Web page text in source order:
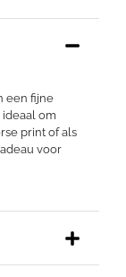
een fijne
ideaal om
print of als
voor